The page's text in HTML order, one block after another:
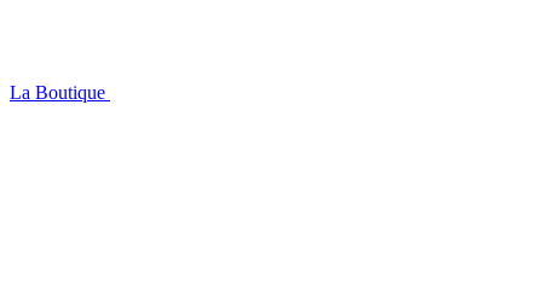
La Boutique